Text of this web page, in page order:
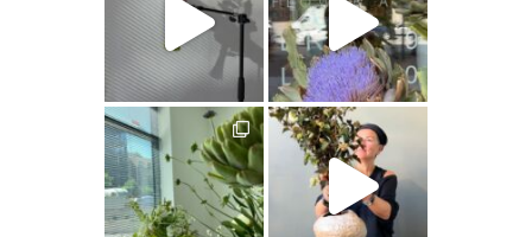
artishokflow artishokflow